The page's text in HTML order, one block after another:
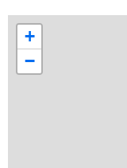
+
−